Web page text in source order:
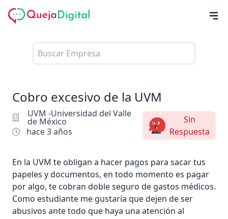
Cobro excesivo de la UVM
UVM -Universidad del Valle
de México
hace 3 años
Sin
Respuesta
En la UVM te obligan a hacer pagos para sacar tus
papeles y documentos, en todo momento es pagar
por algo, te cobran doble seguro de gastos médicos.
Como estudiante me gustaría que dejen de ser
abusivos ante todo que haya una atención al